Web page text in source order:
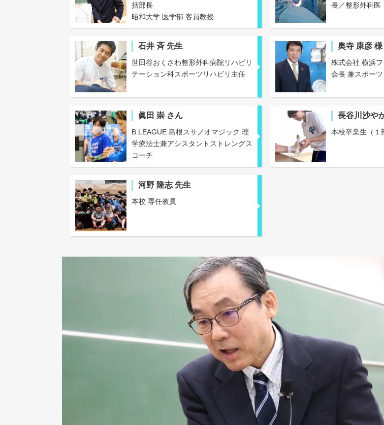
括部長
昭和大学 医学部 客員教授
長／整形外科医
石井 斉 先生
世田谷おくさわ整形外科病院リハビリ
テーション科スポーツリハビリ主任
奥寺 康彦 様
株式会社 横浜
会長 兼スポー
眞田 崇 さん
B.LEAGUE 島根スサノオマジック 理
学療法士兼アシスタントストレングス
コーチ
長谷川沙や
本校卒業生（１
河野 隆志 先生
本校 専任教員